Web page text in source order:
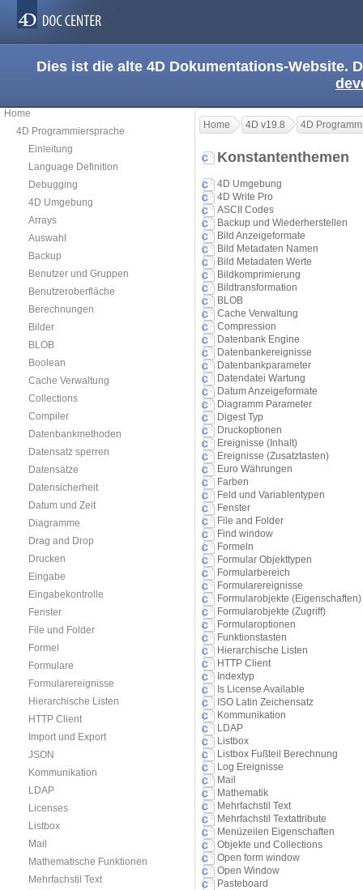
Dies ist die alte 4D Dokumentations-Website.
Home
4D Programmiersprache
Einleitung
Language Definition
Debugging
4D Umgebung
Arrays
Auswahl
Backup
Benutzer und Gruppen
Benutzeroberfläche
Berechnungen
Bilder
BLOB
Boolean
Cache Verwaltung
Collections
Compiler
Datenbankmethoden
Datensatz sperren
Datensätze
Datensicherheit
Datum und Zeit
Diagramme
Drag and Drop
Drucken
Eingabe
Eingabekontrolle
Fenster
File und Folder
Formel
Formulare
Formularereignisse
Hierarchische Listen
HTTP Client
Import und Export
JSON
Kommunikation
LDAP
Licenses
Listbox
Mail
Mathematische Funktionen
Mehrfachstil Text
Home 4D v19.8 4D
Konstantenthemen
4D Umgebung
4D Write Pro
ASCII Codes
Backup und Wiederherstellen
Bild Anzeigeformate
Bild Metadaten Namen
Bild Metadaten Werte
Bildkomprimierung
Bildtransformation
BLOB
Cache Verwaltung
Compression
Datenbank Engine
Datenbankereignisse
Datenbankparameter
Datendatei Wartung
Datum Anzeigeformate
Diagramm Parameter
Digest Typ
Druckoptionen
Ereignisse (Inhalt)
Ereignisse (Zusatztasten)
Euro Währungen
Farben
Feld und Variablentypen
Fenster
File and Folder
Find window
Formeln
Formular Objekttypen
Formularbereich
Formularereignisse
Formularobjekte (Eigenschaften)
Formularobjekte (Zugriff)
Formularoptionen
Funktionstasten
Hierarchische Listen
HTTP Client
Indextyp
Is License Available
ISO Latin Zeichensatz
Kommunikation
LDAP
Listbox
Listbox Fußteil Berechnung
Log Ereignisse
Mail
Mathematik
Mehrfachstil Text
Mehrfachstil Textattribute
Menüzeilen Eigenschaften
Objekte und Collections
Open form window
Open Window
Pasteboard